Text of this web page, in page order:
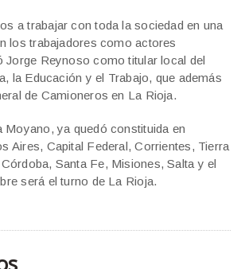
a trabajar con toda la sociedad en una
los trabajadores como actores
Jorge Reynoso como titular local del
la Educación y el Trabajo, que además
de Camioneros en La Rioja.
Moyano, ya quedó constituida en
Aires, Capital Federal, Corrientes, Tierra
Santa Fe, Misiones, Salta y el
será el turno de La Rioja.